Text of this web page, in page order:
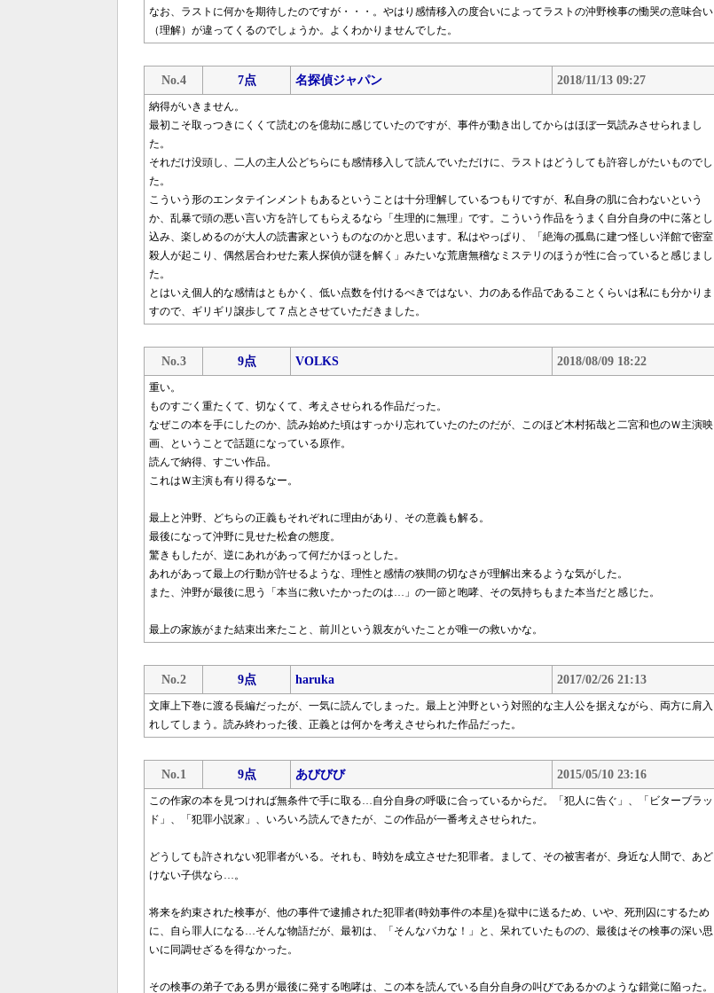
なお、ラストに何かを期待したのですが・・・。やはり感情移入の度合いによってラストの沖野検事の慟哭の意味合い
（理解）が違ってくるのでしょうか。よくわかりませんでした。
No.4 7点 名探偵ジャパン 2018/11/13 09:27
納得がいきません。
最初こそ取っつきにくくて読むのを億劫に感じていたのですが、事件が動き出してからはほぼ一気読みさせられまし
た。
それだけ没頭し、二人の主人公どちらにも感情移入して読んでいただけに、ラストはどうしても許容しがたいものでし
た。
こういう形のエンタテインメントもあるということは十分理解しているつもりですが、私自身の肌に合わないという
か、乱暴で頭の悪い言い方を許してもらえるなら「生理的に無理」です。こういう作品をうまく自分自身の中に落とし
込み、楽しめるのが大人の読書家というものなのかと思います。私はやっぱり、「絶海の孤島に建つ怪しい洋館で密室
殺人が起こり、偶然居合わせた素人探偵が謎を解く」みたいな荒唐無稽なミステリのほうが性に合っていると感じまし
た。
とはいえ個人的な感情はともかく、低い点数を付けるべきではない、力のある作品であることくらいは私にも分かりま
すので、ギリギリ譲歩して７点とさせていただきました。
No.3 9点 VOLKS 2018/08/09 18:22
重い。
ものすごく重たくて、切なくて、考えさせられる作品だった。
なぜこの本を手にしたのか、読み始めた頃はすっかり忘れていたのたのだが、このほど木村拓哉と二宮和也のＷ主演映
画、ということで話題になっている原作。
読んで納得、すごい作品。
これはＷ主演も有り得るなー。
最上と沖野、どちらの正義もそれぞれに理由があり、その意義も解る。
最後になって沖野に見せた松倉の態度。
驚きもしたが、逆にあれがあって何だかほっとした。
あれがあって最上の行動が許せるような、理性と感情の狭間の切なさが理解出来るような気がした。
また、沖野が最後に思う「本当に救いたかったのは…」の一節と咆哮、その気持ちもまた本当だと感じた。
最上の家族がまた結束出来たこと、前川という親友がいたことが唯一の救いかな。
No.2 9点 haruka 2017/02/26 21:13
文庫上下巻に渡る長編だったが、一気に読んでしまった。最上と沖野という対照的な主人公を据えながら、両方に肩入
れしてしまう。読み終わった後、正義とは何かを考えさせられた作品だった。
No.1 9点 あびびび 2015/05/10 23:16
この作家の本を見つければ無条件で手に取る…自分自身の呼吸に合っているからだ。「犯人に告ぐ」、「ビターブラッ
ド」、「犯罪小説家」、いろいろ読んできたが、この作品が一番考えさせられた。
どうしても許されない犯罪者がいる。それも、時効を成立させた犯罪者。まして、その被害者が、身近な人間で、あど
けない子供なら…。
将来を約束された検事が、他の事件で逮捕された犯罪者(時効事件の本星)を獄中に送るため、いや、死刑囚にするため
に、自ら罪人になる…そんな物語だが、最初は、「そんなバカな！」と、呆れていたものの、最後はその検事の深い思
いに同調せざるを得なかった。
その検事の弟子である男が最後に発する咆哮は、この本を読んでいる自分自身の叫びであるかのような錯覚に陥った。